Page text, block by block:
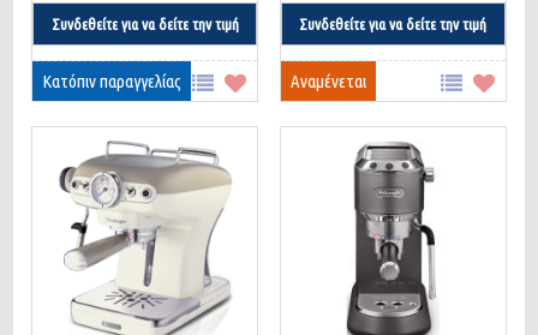
Συνδεθείτε για να δείτε την τιμή
Κατόπιν παραγγελίας
Συνδεθείτε για να δείτε την τιμή
Αναμένεται